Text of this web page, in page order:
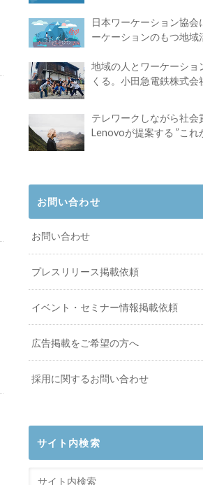
日本ワーケーション協会
ーケーションのもつ地域
地域の人とワーケーショ
くる。小田急電鉄株式会
テレワークしながら社会
Lenovoが提案する ”これ
お問い合わせ
お問い合わせ
プレスリリース掲載依頼
イベント・セミナー情報掲載依頼
広告掲載をご希望の方へ
採用に関するお問い合わせ
サイト内検索